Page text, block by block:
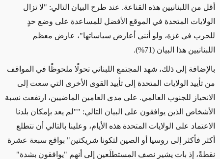
أقل من اللبنانيين هذه القناعة. عند طرح البيان التالي: "لا تزال
الولايات المتحدة في الموقع الأفضل للمساعدة على وضع حدٍ
للحرب في غزة، ولو أنني أعارض سياساتها"، عارض معظم
اللبنانيين هذا البيان (71%).
بالإضافة إلى ذلك، شهد المجتمع اللبناني تحولًا ملحوظًا في المواقف
من تأييد الولايات المتحدة إلى تأييد القوى الأخرى التي سعت إلى
الانحياز للجنوب العالمي. على مدى العامين الماضيين، ارتفعت نسبة
الأشخاص الذين يوافقون على البيان التالي: ""لم يعد بإمكان بلدنا
الاعتماد على الولايات المتحدة هذه الأيام، وعلينا بالتالي أن نتطلع
أكثر فأكثر إلى روسيا أو الصين لتكونا شريكتين" بواقع سبعة عشرة
نقطةً، إذ بات يشير نصف المستطلَعين إلى أنهم "يوافقون بشدة"